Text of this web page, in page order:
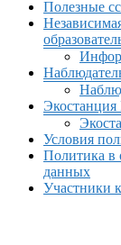
Полезные
Условия
Политика в
данных
Участники